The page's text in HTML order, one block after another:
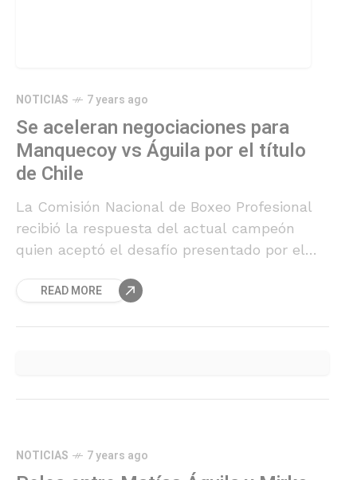
NOTICIAS 7 years ago
Se aceleran negociaciones para
Manquecoy vs Águila por el título
de Chile
La Comisión Nacional de Boxeo Profesional
recibió la respuesta del actual campeón
quien aceptó el desafío presentado por el
READ MORE
NOTICIAS 7 years ago